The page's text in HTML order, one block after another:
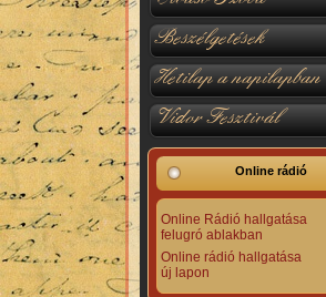
Beszélgetések
Hetilap a napilapban
Vidor Fesztivál
Online rádió
Online Rádió hallgatása
felugró ablakban
Online rádió hallgatása
új lapon